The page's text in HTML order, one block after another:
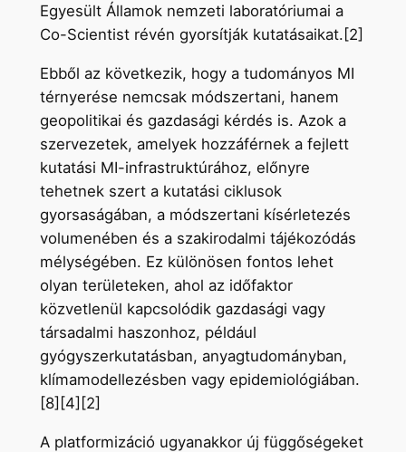
Egyesült Államok nemzeti laboratóriumai a
Co-Scientist révén gyorsítják kutatásaikat.[2]
Ebből az következik, hogy a tudományos MI
térnyerése nemcsak módszertani, hanem
geopolitikai és gazdasági kérdés is. Azok a
szervezetek, amelyek hozzáférnek a fejlett
kutatási MI-infrastruktúrához, előnyre
tehetnek szert a kutatási ciklusok
gyorsaságában, a módszertani kísérletezés
volumenében és a szakirodalmi tájékozódás
mélységében. Ez különösen fontos lehet
olyan területeken, ahol az időfaktor
közvetlenül kapcsolódik gazdasági vagy
társadalmi haszonhoz, például
gyógyszerkutatásban, anyagtudományban,
klímamodellezésben vagy epidemiológiában.
[8][4][2]
A platformizáció ugyanakkor új függőségeket